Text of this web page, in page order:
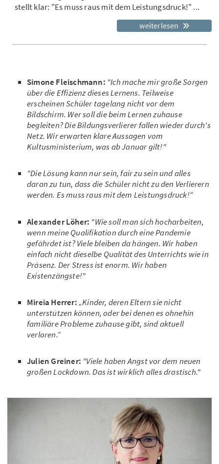
stellt klar: "Es muss raus mit dem Leistungsdruck!" ...
weiterlesen
Simone Fleischmann: "Ich mache mir große Sorgen
über die Effizienz dieses Lernens. Teilweise
erscheinen Schüler tagelang nicht vor dem
Bildschirm. Wer soll die beim Lernen zuhause
begleiten? Die Bildungsverlierer fallen wieder durch's
Netz. Wir erwarten klare Aussagen vom
Kultusministerium, was ab Januar gilt!"
"Die Lösung kann nur sein, fair zu sein und alles
daran zu tun, dass die Schüler nicht zu den Verlierern
werden. Es muss raus mit dem Leistungsdruck!“
Alexander Löher: "Wie soll man sich hocharbeiten,
wenn meine Qualifikation durch eine Pandemie
gefährdet ist? Viele bleiben da hängen. Wir haben
einfach nicht dieselbe Qualität des Unterrichts wie in
Präsenz. Der Stress ist enorm. Wir haben
Existenzängste!"
Mireia Herrer:„Kinder, deren Eltern sie nicht
unterstützen können, oder bei denen es ohnehin
familiäre Probleme zuhause gibt, sind aktuell
verloren.“
Julien Greiner: "Viele haben Angst vor dem neuen
großen Lockdown. Das ist wirklich alles drastisch."